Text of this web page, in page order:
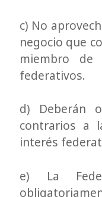
c) No
negocio que
miembro
federativos.
d) Deberán
contrarios a
interés
e) La